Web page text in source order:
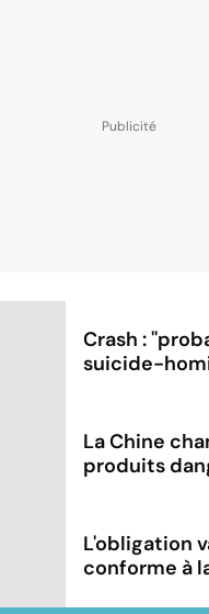
Crash :
suicide-
La Chine
produits
L'obligation
conforme à